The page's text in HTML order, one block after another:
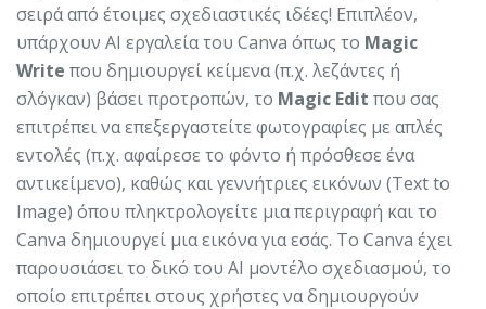
σειρά από έτοιμες σχεδιαστικές ιδέες! Επιπλέον,
υπάρχουν AI εργαλεία του Canva όπως το Magic
Write που δημιουργεί κείμενα (π.χ. λεζάντες ή
σλόγκαν) βάσει προτροπών, το Magic Edit που σας
επιτρέπει να επεξεργαστείτε φωτογραφίες με απλές
εντολές (π.χ. αφαίρεσε το φόντο ή πρόσθεσε ένα
αντικείμενο), καθώς και γεννήτριες εικόνων (Text to
Image) όπου πληκτρολογείτε μια περιγραφή και το
Canva δημιουργεί μια εικόνα για εσάς. Το Canva έχει
παρουσιάσει το δικό του AI μοντέλο σχεδιασμού, το
οποίο επιτρέπει στους χρήστες να δημιουργούν